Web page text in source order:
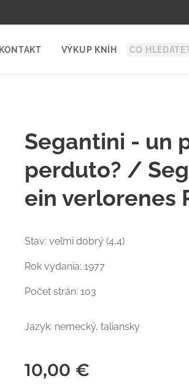
KONTAKT VÝKUP KNÍH
Segantini - un
perduto? /
ein verlorenes
Stav: veľmi dobrý (4,4)
Rok vydania: 1977
Počet strán: 103
Jazyk: nemecký, taliansky
10,00 €